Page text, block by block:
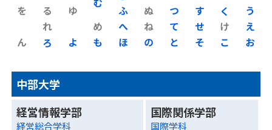
う
え
お
く
け
こ
す
せ
そ
つ
て
と
ぬ
ね
の
ふ
へ
ほ
む
め
も
ゆ
よ
る
れ
ろ
を
ん
中部大学
経営情報学部
経営総合学科
国際関係学部
国際学科